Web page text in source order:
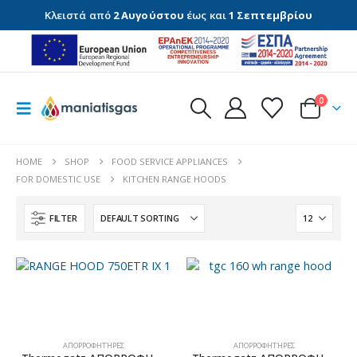
Κλειστά από 2 Αυγούστου έως και1 Σεπτεμβρίου
0
HOME SHOP
FOOD SERVICE APPLIANCES
FOR DOMESTIC USE
KITCHEN RANGE HOODS
FILTER
ΑΠΟΡΡΟΦΗΤΉΡΕΣ ΑΠΟΡΡΟΦΗΤΉΡΕΣ